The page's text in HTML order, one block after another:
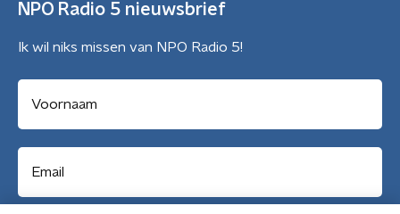
NPO Radio 5 nieuwsbrief
Ik wil niks missen van NPO Radio 5!